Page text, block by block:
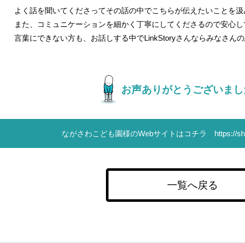
よく話を聞いてくださってその話の中でこちらが伝えたいことを
また、コミュニケーションを細かく丁寧にしてくださるので安心
言葉にできない方も、お話しする中でLinkStoryさんならみなさん
お声ありがとうございまし
ながさわこども園様のWebサイトはコチラ https://
一覧へ戻る